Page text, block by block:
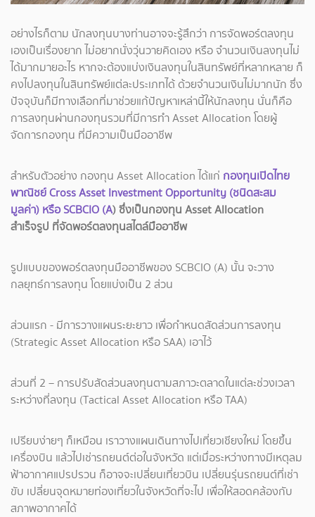
อย่างไรก็ตาม นักลงทุนบางท่านอาจจะรู้สึกว่า การจัดพอร์ตลงทุน
เองเป็นเรื่องยาก ไม่อยากนั่งวุ่นวายคิดเอง หรือ จำนวนเงินลงทุนไม่
ได้มากมายอะไร หากจะต้องแบ่งเงินลงทุนในสินทรัพย์ที่หลากหลาย ก็
คงไปลงทุนในสินทรัพย์แต่ละประเภทได้ ด้วยจำนวนเงินไม่มากนัก ซึ่ง
ปัจจุบันก็มีทางเลือกที่มาช่วยแก้ปัญหาเหล่านี้ให้นักลงทุน นั่นก็คือ
การลงทุนผ่านกองทุนรวมที่มีการทำ Asset Allocation โดยผู้
จัดการกองทุน ที่มีความเป็นมืออาชีพ
สำหรับตัวอย่าง กองทุน Asset Allocation ได้แก่ กองทุนเปิดไทย
พาณิชย์ Cross Asset Investment Opportunity (ชนิดสะสม
มูลค่า) หรือ SCBCIO (A) ซึ่งเป็นกองทุน Asset Allocation
สำเร็จรูป ที่จัดพอร์ตลงทุนสไตล์มืออาชีพ
รูปแบบของพอร์ตลงทุนมืออาชีพของ SCBCIO (A) นั้น จะวาง
กลยุทธ์การลงทุน โดยแบ่งเป็น 2 ส่วน
ส่วนแรก - มีการวางแผนระยะยาว เพื่อกำหนดสัดส่วนการลงทุน
(Strategic Asset Allocation หรือ SAA) เอาไว้
ส่วนที่ 2 – การปรับสัดส่วนลงทุนตามสภาวะตลาดในแต่ละช่วงเวลา
ระหว่างที่ลงทุน (Tactical Asset Allocation หรือ TAA)
เปรียบง่ายๆ ก็เหมือน เราวางแผนเดินทางไปเที่ยวเชียงใหม่ โดยขึ้น
เครื่องบิน แล้วไปเช่ารถยนต์ต่อในจังหวัด แต่เมื่อระหว่างทางมีเหตุลม
ฟ้าอากาศแปรปรวน ก็อาจจะเปลี่ยนเที่ยวบิน เปลี่ยนรุ่นรถยนต์ที่เช่า
ขับ เปลี่ยนจุดหมายท่องเที่ยวในจังหวัดที่จะไป เพื่อให้สอดคล้องกับ
สภาพอากาศได้